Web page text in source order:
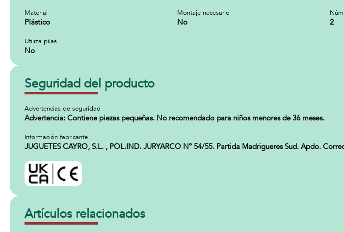
Material
Plástico
Montaje necesario
No 2
Utiliza pilas
No
Seguridad del producto
Advertencias de seguridad
Advertencia: Contiene piezas pequeñas. No recomendado para niños menores de 36 meses.
Información fabricante
JUGUETES CAYRO, S.L. , POL.IND. JURYARCO Nº 54/55. Partida Madrigueres Sud. Apdo.
Artículos relacionados